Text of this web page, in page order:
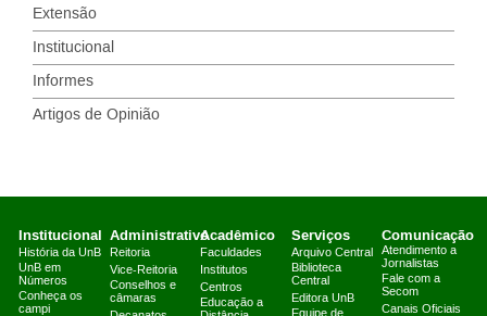
Extensão
Institucional
Informes
Artigos de Opinião
Institucional
História da UnB
UnB em
Números
Conheça os
campi
Administrativo
Reitoria
Vice-Reitoria
Conselhos e
câmaras
Acadêmico
Faculdades
Institutos
Centros
Educação a
Serviços
Arquivo Central
Biblioteca
Central
Editora UnB
Comunicação
Atendimento a
Jornalistas
Fale com a
Secom
Canais Oficiais